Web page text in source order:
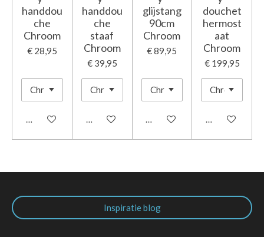
handdou
che
Chroom
€ 28,95
In winkelwagen
handdou
che
staaf
Chroom
€ 39,95
In winkelwagen
glijstang
90cm
Chroom
€ 89,95
In winkelwagen
douchet
hermost
aat
Chroom
€ 199,95
In
Inspiratie blog